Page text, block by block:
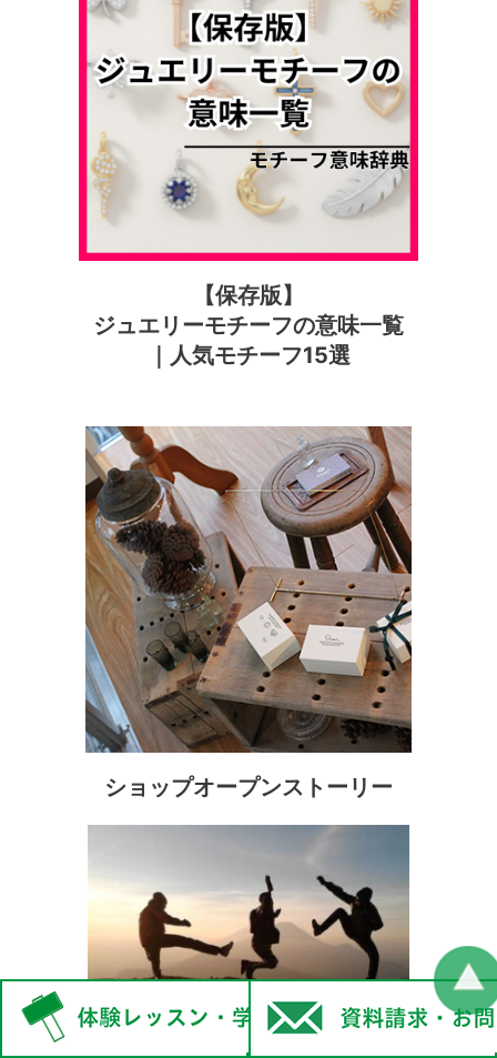
【保存版】
ジュエリーモチーフの意味一覧
｜人気モチーフ15選
ショップオープンストーリー